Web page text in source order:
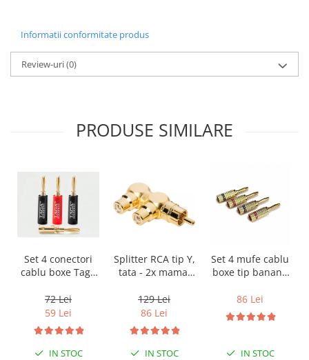
Informatii conformitate produs
Review-uri(0)
PRODUSE SIMILARE
Set 4 conectori
cablu boxe Taga
001 tip banana
72 Lei
59 Lei
IN STOC
Splitter RCA tip Y,
tata - 2x mama,
M22F-HRD, placat
cu aur
129 Lei
86 Lei
IN STOC
Set 4 mufe cablu
boxe tip banana
86 Lei
IN STOC